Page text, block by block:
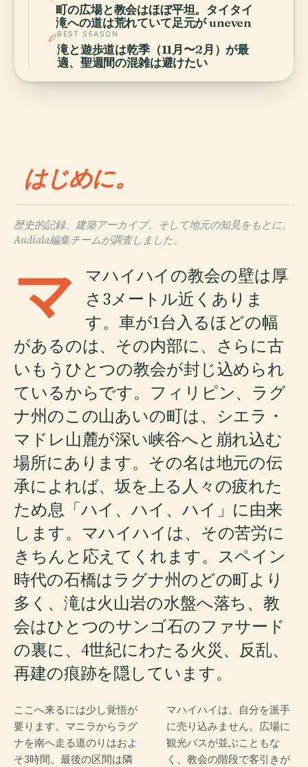
町の広場と教会はほぼ平坦。タイタイ
滝への道は荒れていて足元が uneven
BEST SEASON
滝と遊歩道は乾季（11月〜2月）が最
適、聖週間の混雑は避けたい
はじめに。
歴史的記録、建築アーカイブ、そして地元の知見をもとに、
Audiala編集チームが調査しました。
マ
マハイハイの教会の壁は厚
さ3メートル近くありま
す。車が1台入るほどの幅
があるのは、その内部に、さらに古
いもうひとつの教会が封じ込められ
ているからです。フィリピン、ラグ
ナ州のこの山あいの町は、シエラ・
マドレ山麓が深い峡谷へと崩れ込む
場所にあります。その名は地元の伝
承によれば、坂を上る人々の疲れた
ため息「ハイ、ハイ、ハイ」に由来
します。マハイハイは、その苦労に
きちんと応えてくれます。スペイン
時代の石橋はラグナ州のどの町より
多く、滝は火山岩の水盤へ落ち、教
会はひとつのサンゴ石のファサード
の裏に、4世紀にわたる火災、反乱、
再建の痕跡を隠しています。
ここへ来るには少し覚悟が
要ります。マニラからラグ
ナを南へ走る道のりはおよ
そ3時間。最後の区間は隣
マハイハイは、自分を派手
に売り込みません。広場に
観光バスが並ぶこともな
く、教会の階段で客引きが